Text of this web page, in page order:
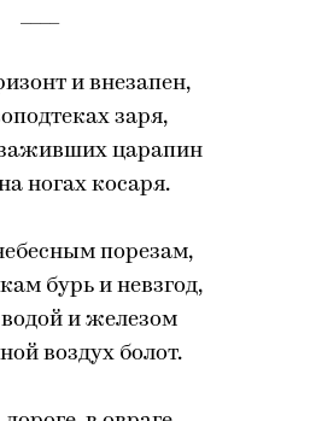
и внезапен,
заря,
царапин
ногах косаря.
порезам,
бурь и невзгод,
и железом
воздух болот.